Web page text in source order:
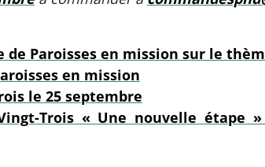
Paroisses en mission sur le
en mission
le 25 septembre
Trois « Une nouvelle étape